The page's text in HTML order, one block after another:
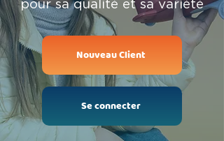
pour sa qualité et sa variété
Nouveau Client
Se connecter